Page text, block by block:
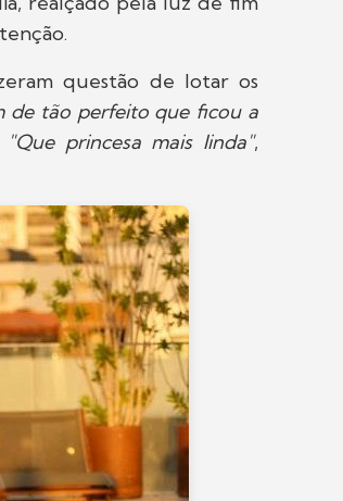
questão de lotar os
de tão perfeito que ficou a
"Que princesa mais linda",